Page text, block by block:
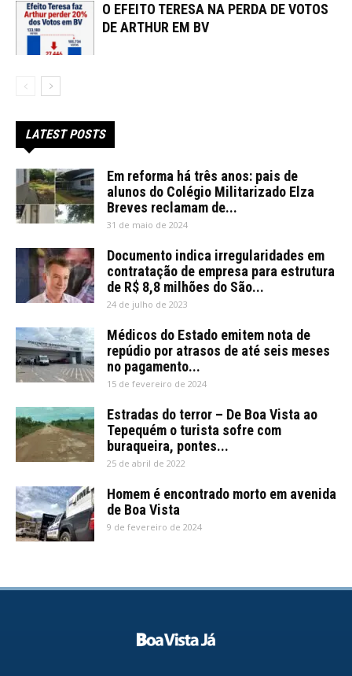
O EFEITO TERESA NA PERDA DE VOTOS
DE ARTHUR EM BV
LATEST POSTS
Em reforma há três anos: pais de
alunos do Colégio Militarizado Elza
Breves reclamam de...
31 de maio de 2024
Documento indica irregularidades em
contratação de empresa para estrutura
de R$ 8,8 milhões do São...
24 de julho de 2023
Médicos do Estado emitem nota de
repúdio por atrasos de até seis meses
no pagamento...
15 de fevereiro de 2024
Estradas do terror – De Boa Vista ao
Tepequém o turista sofre com
buraqueira, pontes...
25 de abril de 2022
Homem é encontrado morto em avenida
de Boa Vista
9 de fevereiro de 2024